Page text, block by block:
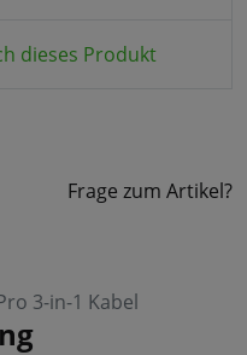
dieses Produkt
Frage zum Artikel?
3-in-1 Kabel